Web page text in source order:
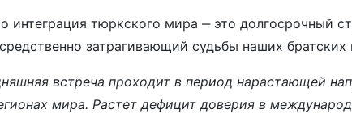
интеграция тюркского мира ‒ это долгосрочный
затрагивающий судьбы наших братских
встреча проходит в период нарастающей
мира. Растет дефицит доверия в